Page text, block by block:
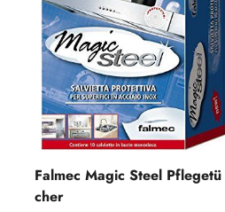
Falmec Magic Steel Pflegetü
cher